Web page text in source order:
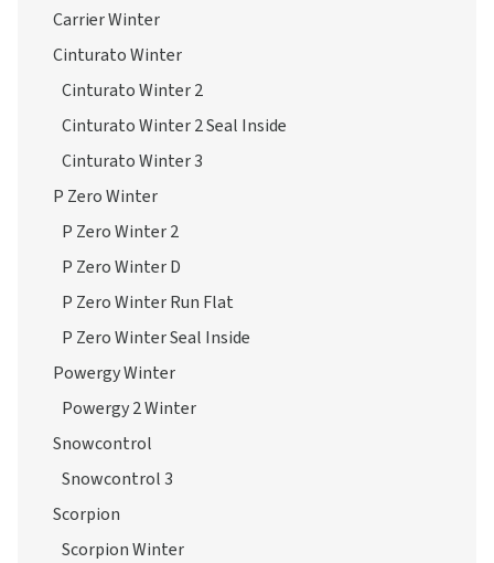
Carrier Winter
Cinturato Winter
Cinturato Winter 2
Cinturato Winter 2 Seal Inside
Cinturato Winter 3
P Zero Winter
P Zero Winter 2
P Zero Winter D
P Zero Winter Run Flat
P Zero Winter Seal Inside
Powergy Winter
Powergy 2 Winter
Snowcontrol
Snowcontrol 3
Scorpion
Scorpion Winter